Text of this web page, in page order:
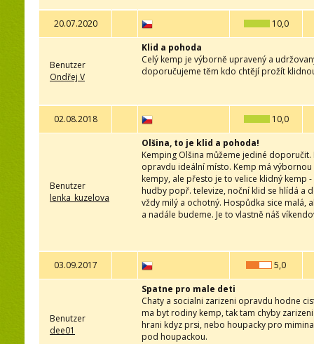
20.07.2020 10,0
Benutzer
Ondřej V
Klid a pohoda
Celý kemp je výborně upravený a
doporučujeme těm kdo chtějí prožít
02.08.2018 10,0
Benutzer
lenka_kuzelova
Olšina, to je klid a pohoda!
Kemping Olšina můžeme jediné
opravdu ideální místo. Kemp má
kempy, ale přesto je to velice klidný kemp
hudby popř. televize, noční klid se hlídá a
vždy milý a ochotný. Hospůdka sice malá,
a nadále budeme. Je to vlastně náš
03.09.2017 5,0
Benutzer
dee01
Spatne pro male deti
Chaty a socialni zarizeni opravdu hodne
ma byt rodiny kemp, tak tam chyby
hrani kdyz prsi, nebo houpacky pro
pod houpackou.